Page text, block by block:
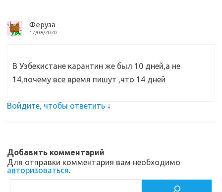
Феруза
17/08/2020
В Узбекистане карантин же был 10 дней,а не
14,почему все время пишут ,что 14 дней
Войдите, чтобы ответить ↓
Добавить комментарий
Для отправки комментария вам необходимо
авторизоваться.